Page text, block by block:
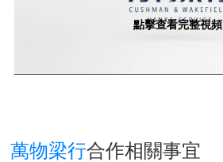
點擊查看完整視頻
萬物梁行合作相關事宜